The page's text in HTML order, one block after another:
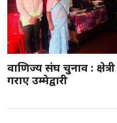
वाणिज्य संघ चुनाव :
गराए उम्मेद्वारी